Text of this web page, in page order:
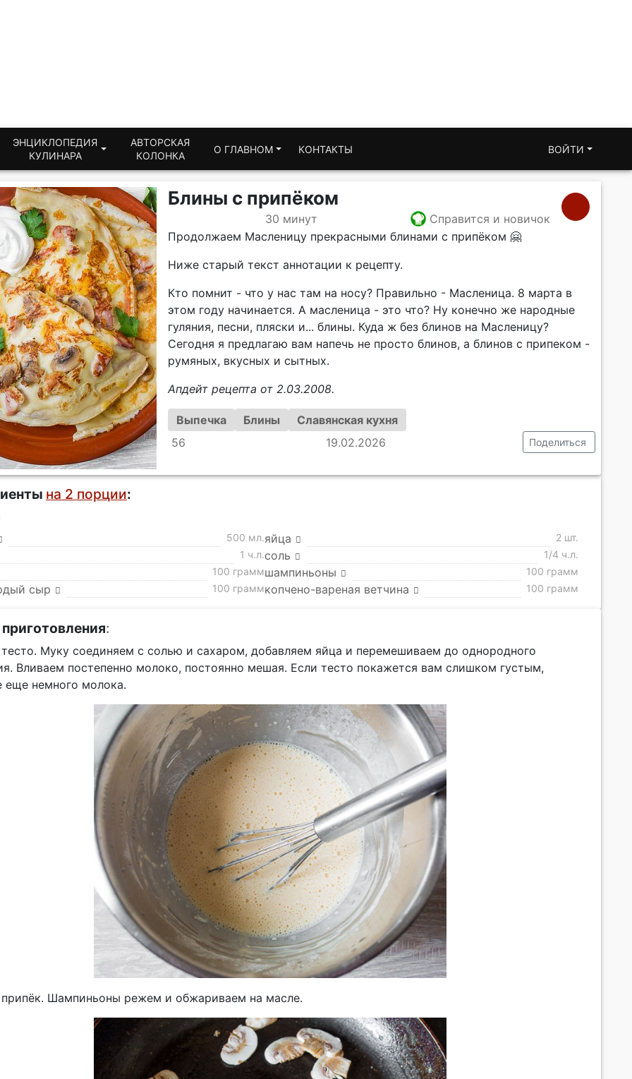
ЭНЦИКЛОПЕДИЯ
КУЛИНАРА
АВТОРСКАЯ
КОЛОНКА
О ГЛАВНОМ КОНТАКТЫ ВОЙТИ
Блины с припёком
30 минут
Справится и новичок
Продолжаем Масленицу прекрасными блинами с припёком 🤗
Ниже старый текст аннотации к рецепту.
Кто помнит - что у нас там на носу? Правильно - Масленица. 8 марта в
этом году начинается. А масленица - это что? Ну конечно же народные
гуляния, песни, пляски и... блины. Куда ж без блинов на Масленицу?
Сегодня я предлагаю вам напечь не просто блинов, а блинов с припеком -
румяных, вкусных и сытных.
Апдейт рецепта от 2.03.2008.
Выпечка Блины
Славянская кухня
56
19.02.2026 Поделиться
на 2 порции:
500 мл.яйца 2 шт.
1 ч.л.соль 1/4 ч.л.
100 граммшампиньоны 100 грамм
сыр 100 граммкопчено-вареная ветчина 100 грамм
:
Муку соединяем с солью и сахаром, добавляем яйца и перемешиваем до однородного
Вливаем постепенно молоко, постоянно мешая. Если тесто покажется вам слишком густым,
еще немного молока.
Шампиньоны режем и обжариваем на масле.